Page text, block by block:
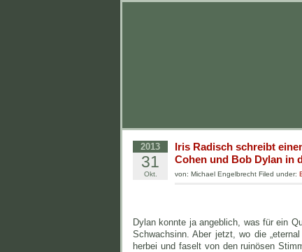
2013
31
Okt.
Iris Radisch schreibt
Cohen und Bob Dylan in
von: Michael Engelbrecht Filed under:
Dylan konnte ja angeblich, was für ein
Schwachsinn. Aber jetzt, wo die
herbei und faselt von den ruinösen